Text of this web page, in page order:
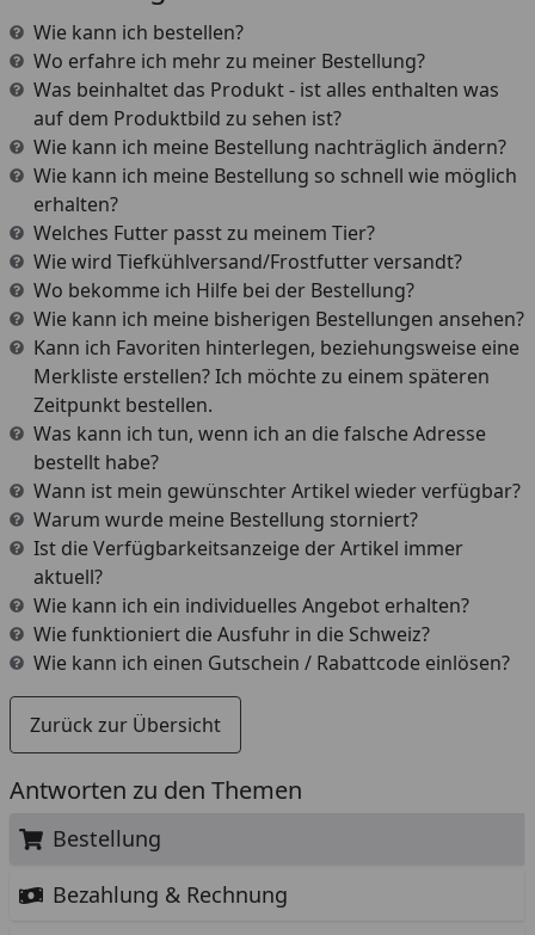
Antworten zu den Themen
Bestellung
Bezahlung & Rechnung
Wie kann ich bestellen?
Wo erfahre ich mehr zu meiner Bestellung?
Was beinhaltet das Produkt - ist alles enthalten was
auf dem Produktbild zu sehen ist?
Wie kann ich meine Bestellung nachträglich ändern?
Wie kann ich meine Bestellung so schnell wie möglich
erhalten?
Welches Futter passt zu meinem Tier?
Wie wird Tiefkühlversand/Frostfutter versandt?
Wo bekomme ich Hilfe bei der Bestellung?
Wie kann ich meine bisherigen Bestellungen ansehen?
Kann ich Favoriten hinterlegen, beziehungsweise eine
Merkliste erstellen? Ich möchte zu einem späteren
Zeitpunkt bestellen.
Was kann ich tun, wenn ich an die falsche Adresse
bestellt habe?
Wann ist mein gewünschter Artikel wieder verfügbar?
Warum wurde meine Bestellung storniert?
Ist die Verfügbarkeitsanzeige der Artikel immer
aktuell?
Wie kann ich ein individuelles Angebot erhalten?
Wie funktioniert die Ausfuhr in die Schweiz?
Wie kann ich einen Gutschein / Rabattcode einlösen?
Zurück zur Übersicht